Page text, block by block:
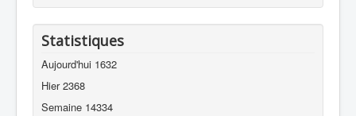
Statistiques
Aujourd'hui 1632
Hier2368
Semaine 14334